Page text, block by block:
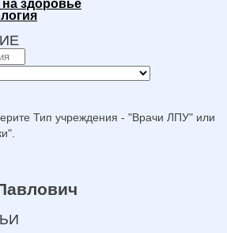
здоровье
Тип учреждения - "Врачи ЛПУ" или